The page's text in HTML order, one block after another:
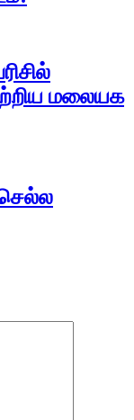
மலையக
செல்ல